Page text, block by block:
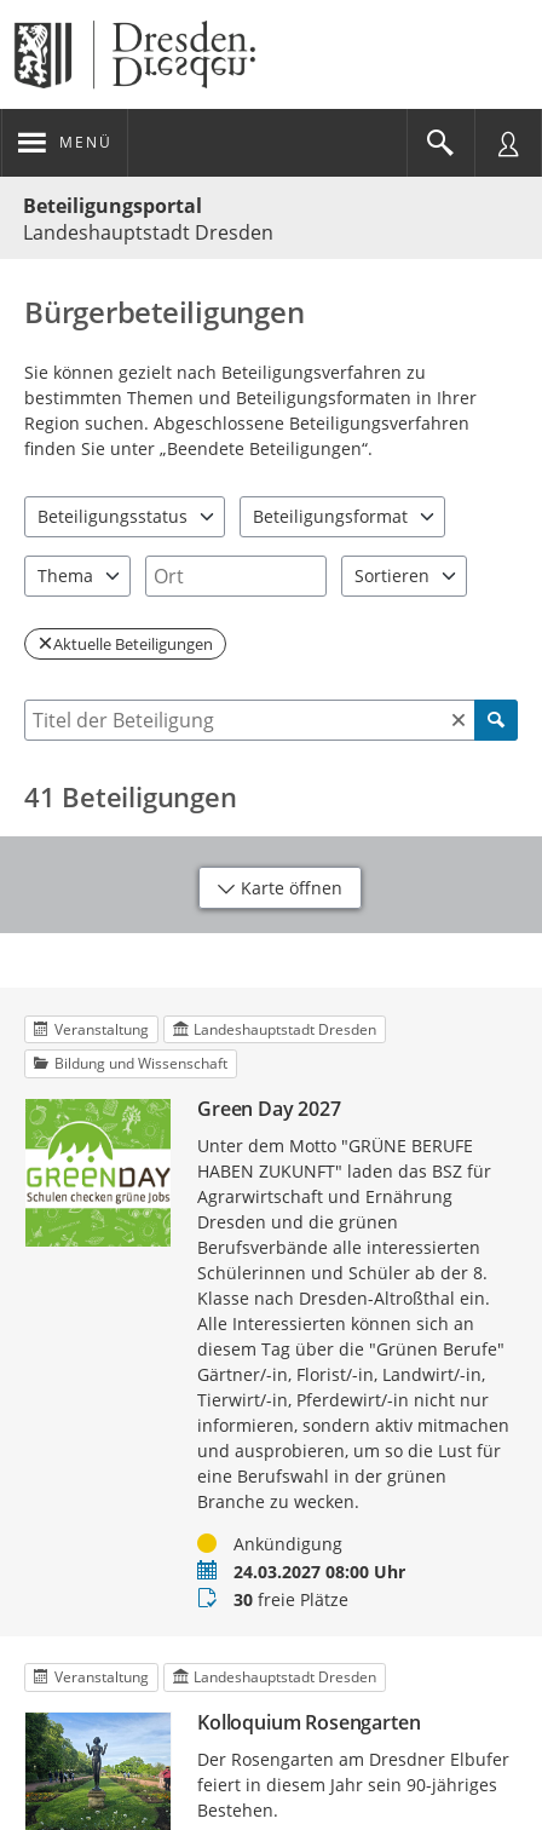
MENÜ
Beteiligungsportal
Landeshauptstadt Dresden
Bürgerbeteiligungen
Sie können gezielt nach Beteiligungsverfahren zu
bestimmten Themen und Beteiligungsformaten in Ihrer
Region suchen. Abgeschlossene Beteiligungsverfahren
finden Sie unter „Beendete Beteiligungen“.
Beteiligungsstatus
Beteiligungsformat
Thema
Ort
Sortieren
Aktuelle Beteiligungen
Suche nach Beteiligung
41 Beteiligungen
Karte öffnen
Veranstaltung
Landeshauptstadt Dresden
Bildung und Wissenschaft
Green Day 2027
Unter dem Motto "GRÜNE BERUFE
HABEN ZUKUNFT" laden das BSZ für
Agrarwirtschaft und Ernährung
Dresden und die grünen
Berufsverbände alle interessierten
Schülerinnen und Schüler ab der 8.
Klasse nach Dresden-Altroßthal ein.
Alle Interessierten können sich an
diesem Tag über die "Grünen Berufe"
Gärtner/-in, Florist/-in, Landwirt/-in,
Tierwirt/-in, Pferdewirt/-in nicht nur
informieren, sondern aktiv mitmachen
und ausprobieren, um so die Lust für
eine Berufswahl in der grünen
Branche zu wecken.
StatusAnkündigung
Termin24.03.2027 08:00 Uhr
Buchungsstatus
30freie Plätze
Veranstaltung Landeshauptstadt Dresden
Kolloquium Rosengarten
Der Rosengarten am Dresdner Elbufer
feiert in diesem Jahr sein 90-jähriges
Bestehen.